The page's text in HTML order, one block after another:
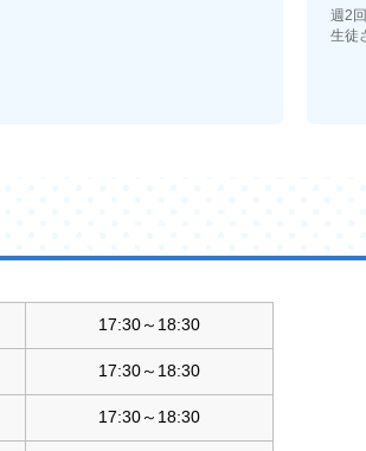
週2
生徒
17:30～18:30
17:30～18:30
17:30～18:30